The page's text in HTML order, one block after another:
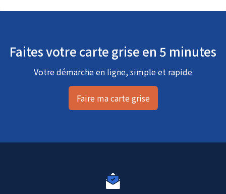
Faites votre carte grise en 5 minutes
Votre démarche en ligne, simple et rapide
Faire ma carte grise